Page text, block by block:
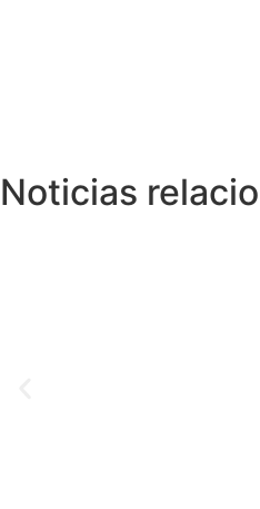
Noticias